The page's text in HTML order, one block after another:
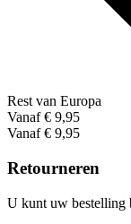
Rest van Europa
Vanaf € 9,95
Vanaf € 9,95
Retourneren
U kunt uw bestelling